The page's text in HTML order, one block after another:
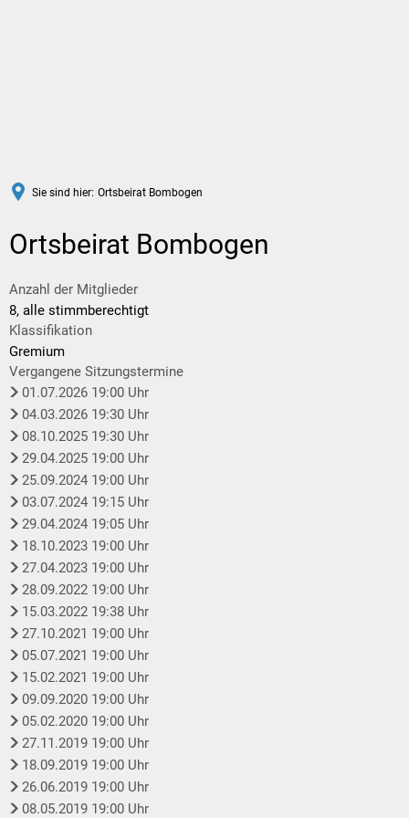
Sie sind hier: Ortsbeirat Bombogen
Ortsbeirat Bombogen
Anzahl der Mitglieder
8, alle stimmberechtigt
Klassifikation
Gremium
Vergangene Sitzungstermine
01.07.2026 19:00 Uhr
04.03.2026 19:30 Uhr
08.10.2025 19:30 Uhr
29.04.2025 19:00 Uhr
25.09.2024 19:00 Uhr
03.07.2024 19:15 Uhr
29.04.2024 19:05 Uhr
18.10.2023 19:00 Uhr
27.04.2023 19:00 Uhr
28.09.2022 19:00 Uhr
15.03.2022 19:38 Uhr
27.10.2021 19:00 Uhr
05.07.2021 19:00 Uhr
15.02.2021 19:00 Uhr
09.09.2020 19:00 Uhr
05.02.2020 19:00 Uhr
27.11.2019 19:00 Uhr
18.09.2019 19:00 Uhr
26.06.2019 19:00 Uhr
08.05.2019 19:00 Uhr